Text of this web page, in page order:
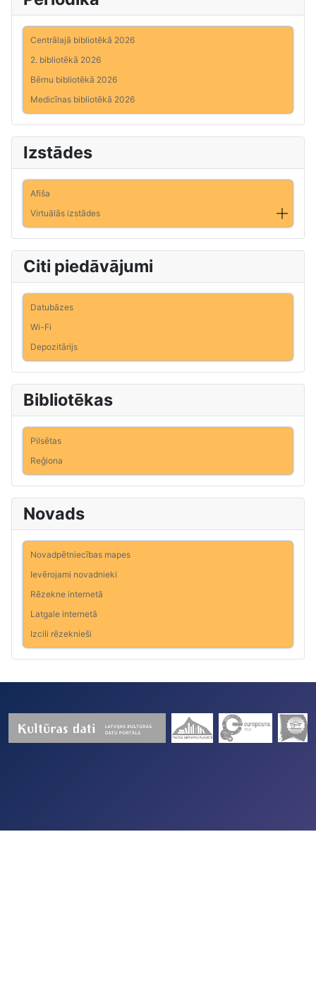
Centrālajā bibliotēkā 2026
2. bibliotēkā 2026
Bērnu bibliotēkā 2026
Medicīnas bibliotēkā 2026
Izstādes
Afiša
Virtuālās izstādes
Citi piedāvājumi
Datubāzes
Wi-Fi
Depozitārijs
Bibliotēkas
Pilsētas
Reģiona
Novads
Novadpētniecības mapes
Ievērojami novadnieki
Rēzekne internetā
Latgale internetā
Izcili rēzeknieši